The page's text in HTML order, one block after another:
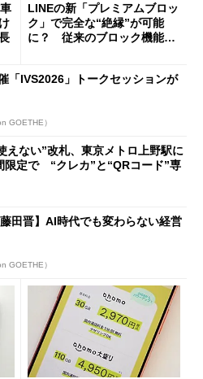
LINEの新「プレミアムブロッ
ク」で完全な“絶縁”が可能
に？ 従来のブロック機能と
「IVS2026」トークセッションが
GOETHE）
えない”改札、東京メトロ上野駅に
定で “クレカ”と“QRコード”専
藤田晋】AI時代でも変わらない経営
GOETHE）